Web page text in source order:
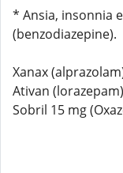
* Ansia, insonnia
(benzodiazepine).
Xanax
Ativan
Sobril 15 mg